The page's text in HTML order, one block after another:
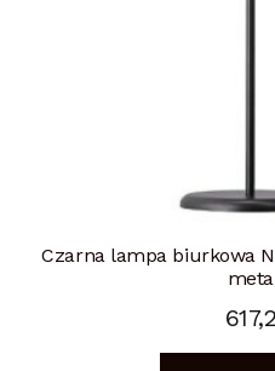
Czarna lampa biurkowa